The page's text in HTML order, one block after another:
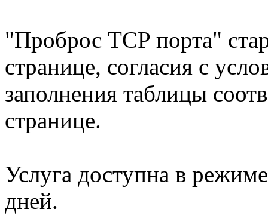
"Проброс TCP порта"
странице, согласия с
заполнения таблицы
странице.
Услуга доступна в
дней.